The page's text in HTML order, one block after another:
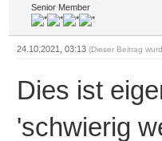
Senior Member
24.10.2021, 03:13 (Dieser Beitrag
Dies ist
'schwierig